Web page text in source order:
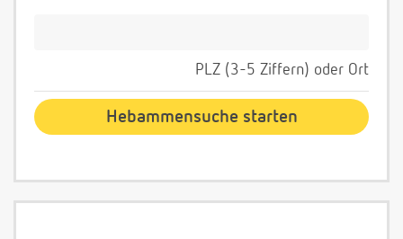
PLZ (3-5 Ziffern) oder Ort